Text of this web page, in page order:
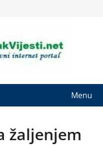
Menu
žaljenjem